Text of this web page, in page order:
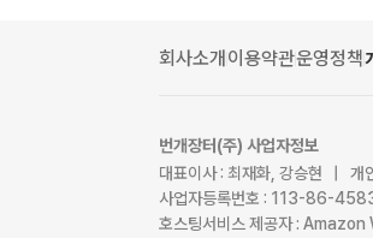
회사소개이용약관운영정책
번개장터(주) 사업자정보
대표이사 : 최재화, 강승현 | 개
사업자등록번호 : 113-86-
호스팅서비스 제공자 :